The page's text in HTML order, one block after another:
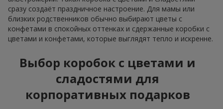
сразу создаёт праздничное настроение. Для мамы или
близких родственников обычно выбирают цветы с
конфетами в спокойных оттенках и сдержанные коробки с
цветами и конфетами, которые выглядят тепло и искренне.
Выбор коробок с цветами и
сладостями для
корпоративных подарков